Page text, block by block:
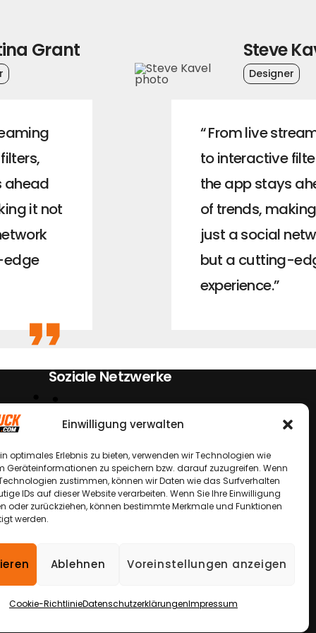
Einwilligung verwalten
optimales Erlebnis zu bieten, verwenden wir Technologien wie
Geräteinformationen zu speichern bzw. darauf zuzugreifen. Wenn
zustimmen, können wir Daten wie das Surfverhalten
IDs auf dieser Website verarbeiten. Wenn Sie Ihre Einwilligung
oder zurückziehen, können bestimmte Merkmale und Funktionen
werden.
Ablehnen Voreinstellungen anzeigen
Cookie-RichtlinieDatenschutzerklärungenImpressum
Grant
ahead
it not
Steve
Designer
“ From live
to interactive
the app stays
of trends,
just a social
but a cutting-
experience.”
Soziale Netzwerke
wenn nicht anders beschrieben.